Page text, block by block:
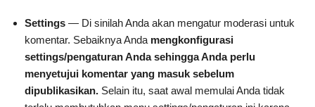
Settings — Di sinilah Anda akan mengatur moderasi untuk
komentar. Sebaiknya Anda mengkonfigurasi
settings/pengaturan Anda sehingga Anda perlu
menyetujui komentar yang masuk sebelum
dipublikasikan. Selain itu, saat awal memulai Anda tidak